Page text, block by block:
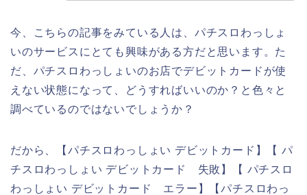
今、こちらの記事をみている人は、パチスロわっしょ
いのサービスにとても興味がある方だと思います。た
だ、パチスロわっしょいのお店でデビットカードが使
えない状態になって、どうすればいいのか？と色々と
調べているのではないでしょうか？
だから、【パチスロわっしょい デビットカード】【 パ
チスロわっしょい デビットカード 失敗】【 パチスロ
わっしょい デビットカード エラー】【パチスロわっ